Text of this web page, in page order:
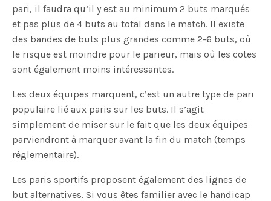
pari, il faudra qu’il y est au minimum 2 buts marqués
et pas plus de 4 buts au total dans le match. Il existe
des bandes de buts plus grandes comme 2-6 buts, où
le risque est moindre pour le parieur, mais où les cotes
sont également moins intéressantes.
Les deux équipes marquent, c’est un autre type de pari
populaire lié aux paris sur les buts. Il s’agit
simplement de miser sur le fait que les deux équipes
parviendront à marquer avant la fin du match (temps
réglementaire).
Les paris sportifs proposent également des lignes de
but alternatives. Si vous êtes familier avec le handicap